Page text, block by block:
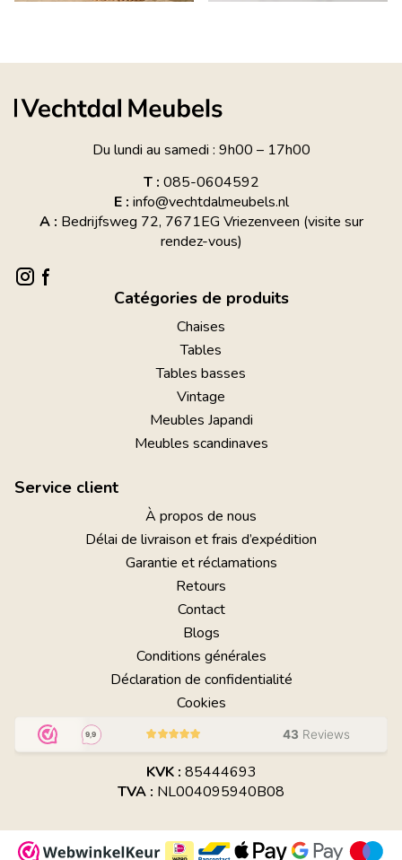
Du lundi au samedi : 9h00 – 17h00
T : 085-0604592
E : info@vechtdalmeubels.nl
A : Bedrijfsweg 72, 7671EG Vriezenveen (visite sur
rendez-vous)
Catégories de produits
Chaises
Tables
Tables basses
Vintage
Meubles Japandi
Meubles scandinaves
Service client
À propos de nous
Délai de livraison et frais d’expédition
Garantie et réclamations
Retours
Contact
Blogs
Conditions générales
Déclaration de confidentialité
Cookies
KVK : 85444693
TVA : NL004095940B08